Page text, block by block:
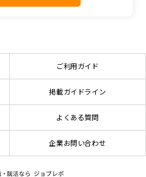
ご利用ガイド
掲載ガイドライン
よくある質問
企業お問い合わせ